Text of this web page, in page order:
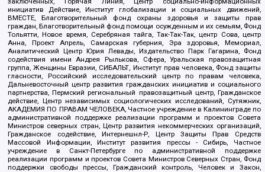
инициатив Действие, Институт глобализации и социальных движений,
ВМЕСТЕ, Благотворительный фонд охраны здоровья и защиты прав
граждан, Благотворительный фонд помощи осужденным и их семьям, Фонд
Тольятти, Новое время, Серебряная тайга, Так-Так-Так, центр Сова, центр
Анна, Проект Апрель, Самарская губерния, Эра здоровья, Мемориал,
Аналитический Центр Юрия Левады, Издательство Парк Гагарина, Фонд
содействия имени Андрея Рылькова, Сфера, Уральская правозащитная
группа, Женщины Евразии, СИБАЛЬТ, Институт прав человека, Фонд защиты
гласности, Российский исследовательский центр по правам человека,
Дальневосточный центр развития гражданских инициатив и социального
партнерства, Пермский региональный правозащитный центр, Гражданское
действие, Центр независимых социологических исследований, Сутяжник,
АКАДЕМИЯ ПО ПРАВАМ ЧЕЛОВЕКА, Частное учреждение в Калининграде по
административной поддержке реализации программ и проектов Совета
Министров северных стран, Центр развития некоммерческих организаций,
Гражданское содействие, Интернешнл-Р, Центр Защиты Прав Средств
Массовой Информации, Институт развития прессы - Сибирь, Частное
учреждение в Санкт-Петербурге по административной поддержке
реализации программ и проектов Совета Министров Северных Стран, Фонд
поддержки свободы прессы, Гражданский контроль, Человек и Закон,